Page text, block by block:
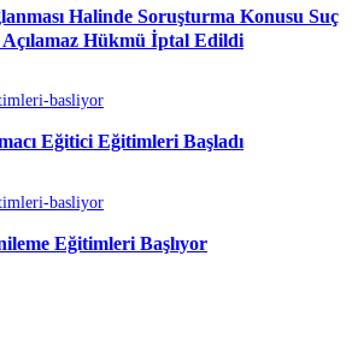
Halinde Soruşturma Konusu Suç
Hükmü İptal Edildi
Eğitici Eğitimleri Başladı
Eğitimleri Başlıyor